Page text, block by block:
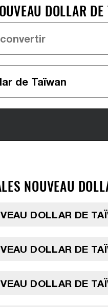
DOLLAR
NOUVEAU
DOLLAR DE
DOLLAR DE
DOLLAR DE